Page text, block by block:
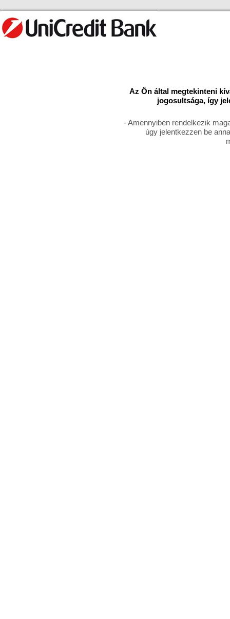
Az Ön által megtekinteni
jogosultsága, így
- Amennyiben rendelkezik
úgy jelentkezzen be